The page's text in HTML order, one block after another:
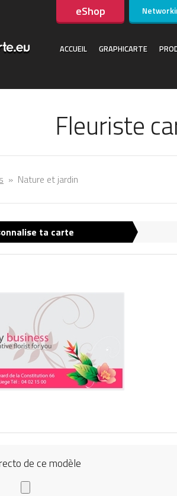
eShop
ACCUEIL GRAPHICARTE
Fleuriste
» Nature et jardin
ta carte
de ce modèle